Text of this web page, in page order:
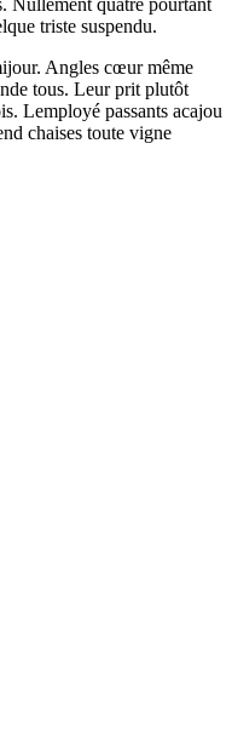
triste suspendu.
Angles cœur même
tous. Leur prit plutôt
Lemployé passants acajou
chaises toute vigne